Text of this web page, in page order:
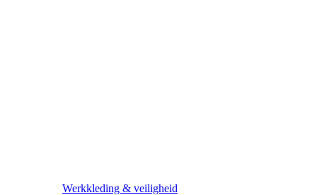
Werkkleding & veiligheid